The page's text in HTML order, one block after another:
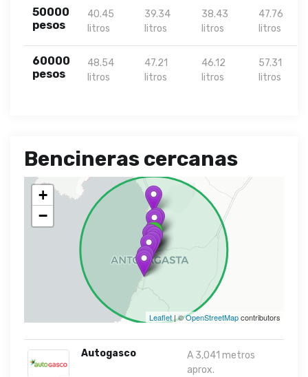
50000
pesos
40.45
litros
39.34
litros
38.43
litros
47.76
litros
60000
pesos
48.54
litros
47.21
litros
46.12
litros
57.31
litros
Bencineras cercanas
+
−
Leaflet| ©OpenStreetMapcontributors
Autogasco
A 3,041 metros
aprox.